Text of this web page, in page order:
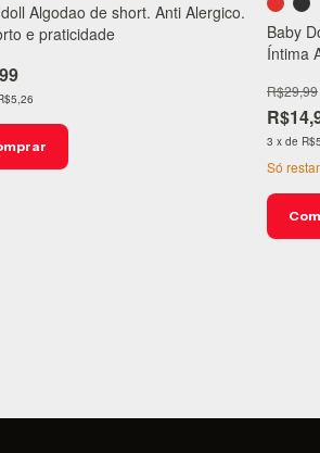
Algodao de short. Anti Alergico.
e praticidade
Baby
Íntima
R$29,99
3 x de
Só